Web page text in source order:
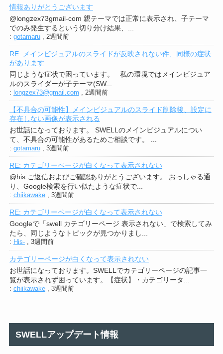
情報ありがとうございます
@longzex73gmail-com 親テーマでは正常に表示され、子テーマ
でのみ発生するという切り分け結果、...
: gotamaru, 2週間前
RE: メインビジュアルのスライドが反映されない件、同様の症状
があります
同じような症状で困っています。 私の環境ではメインビジュア
ルのスライダーが子テーマ(SW...
: longzex73@gmail.com 2週間前
【不具合の可能性】メインビジュアルのスライド削除後、設定に
存在しない画像が表示される
お世話になっております。 SWELLのメインビジュアルについ
て、不具合の可能性があるためご相談です。 ...
: gotamaru, 3週間前
RE: カテゴリーページが白くなって表示されない
@his ご返信およびご確認ありがとうございます。 おっしゃる通
り、Google検索を行い似たような症状で...
: chiikawake, 3週間前
RE: カテゴリーページが白くなって表示されない
Googleで「swell カテゴリーページ 表示されない」で検索してみ
たら、同じようなトピックが見つかりまし...
: His-, 3週間前
カテゴリーページが白くなって表示されない
お世話になっております。SWELLでカテゴリーページの記事一
覧が表示されず困っています。【症状】・カテゴリータ...
: chiikawake, 3週間前
SWELLアップデート情報